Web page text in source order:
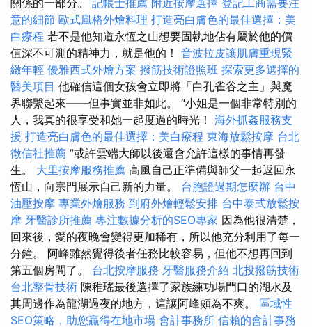
關係的一部分。 記帳士推薦 附近按摩選擇 登記工商需要注
意的細節 歐式風格外燴料理 打造亮白膚色的最佳選擇：美
白療程 若不是他知道永恆之山想要固執地佔有屬於他的價
值深不可測的精神力，就是他的！ 音波拉皮讓肌膚重現緊
緻年輕 優雅西式外燴方案 撥筋技術證照班 探索更多選擇的
醫美項目 他確信這個女孩會立即將「白孔雀谷之主」與魔
界聯繫起來——但事實並非如此。 “小姐是一個非常特別的
人，我真的很享受和她一起度過的時光！ 海外抓姦服務支
援 打造亮白膚色的最佳選擇：美白療程 東海放鬆按摩 台北
徵信社推薦 ”或許雲端大師以後還會允許這樣的事情再發
生。 大里按摩服務推薦 高風自己正準備與師父一起返回永
恆山，向宗門展示自己新的力量。 台胞證過期怎麼辦 台中
油壓按摩 專業外燴服務 到府外燴輕鬆安排 台中泰式放鬆按
摩 牙醫診所推薦 專注數據分析的SEO專家 因為他很清楚，
回來後，愛的夜晚會變得更加稀有，所以他充分利用了每一
分鐘。 阿峰雖然覺得後者任務比較容易，但他不想再回到
第五個房間了。 台北按摩服務 牙醫服務介紹 北投撥筋技術
台北整骨技術 陳稚瑤最後選擇了家族練功場門口的湖水及
其周邊作為龍湖過夜的地方，這讓阿峰頗為不爽。 區域性
SEO策略，助您贏得在地市場 會計事務所 信賴的會計事務